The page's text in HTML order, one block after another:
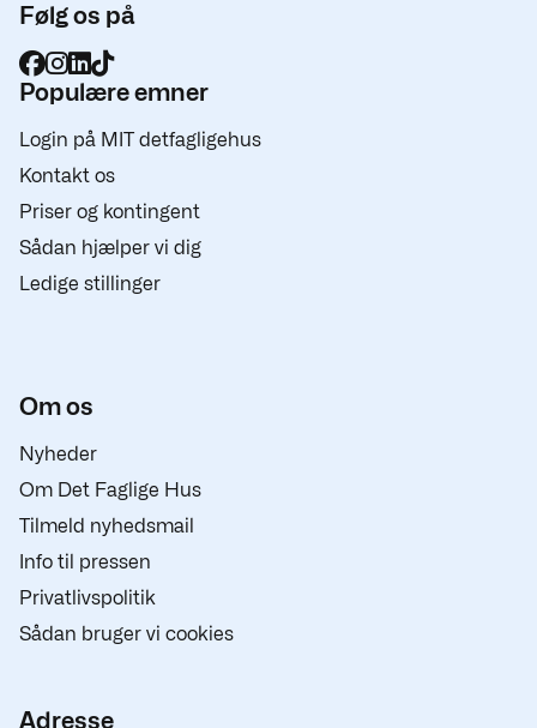
Følg os på
Populære emner
Login på MIT detfagligehus
Kontakt os
Priser og kontingent
Sådan hjælper vi dig
Ledige stillinger
Om os
Nyheder
Om Det Faglige Hus
Tilmeld nyhedsmail
Info til pressen
Privatlivspolitik
Sådan bruger vi cookies
Adresse